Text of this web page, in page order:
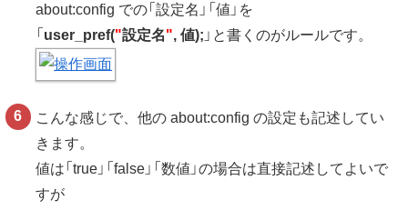
about:config での「設定名」「値」を
「 user_pref("設定名", 値); 」と書くのがルールです。
こんな感じで、他の about:config の設定も記述してい
きます。
値は「true」「false」「数値」の場合は直接記述してよいで
すが